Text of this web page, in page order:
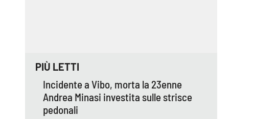
PIÙ LETTI
Incidente a Vibo, morta la 23enne
Andrea Minasi investita sulle strisce
pedonali